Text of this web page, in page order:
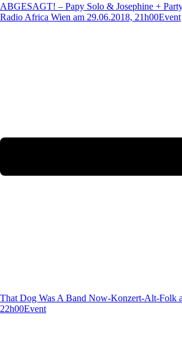
ABGESAGT! – Papy Solo & Josephine +
Radio Africa Wien am 29.06.2018, 21h00Event
That Dog Was A Band Now-Konzert-Alt-Folk
22h00Event